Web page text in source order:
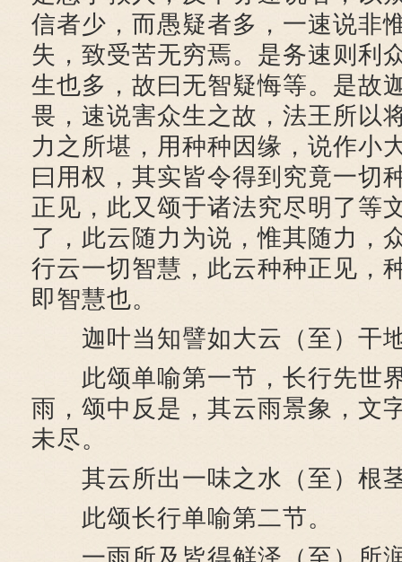
信者少，而愚疑者多，一速说非
失，致受苦无穷焉。是务速则利
生也多，故曰无智疑悔等。是故
畏，速说害众生之故，法王所以
力之所堪，用种种因缘，说作小
曰用权，其实皆令得到究竟一切
正见，此又颂于诸法究尽明了等
了，此云随力为说，惟其随力，
行云一切智慧，此云种种正见，
即智慧也。
迦叶当知譬如大云（至）干
此颂单喻第一节，长行先世
雨，颂中反是，其云雨景象，文
未尽。
其云所出一味之水（至）根
此颂长行单喻第二节。